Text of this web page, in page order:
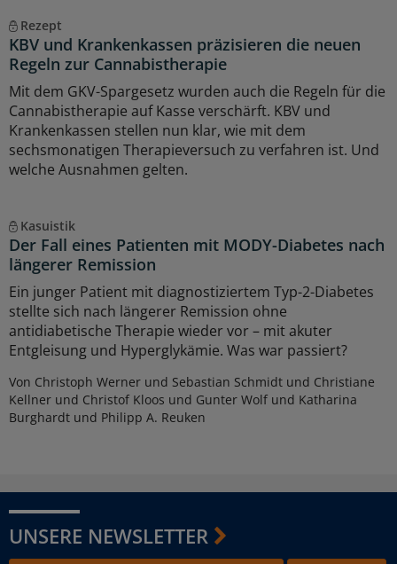
Rezept
KBV und Krankenkassen präzisieren die neuen
Regeln zur Cannabistherapie
Mit dem GKV-Spargesetz wurden auch die Regeln für die
Cannabistherapie auf Kasse verschärft. KBV und
Krankenkassen stellen nun klar, wie mit dem
sechsmonatigen Therapieversuch zu verfahren ist. Und
welche Ausnahmen gelten.
Kasuistik
Der Fall eines Patienten mit MODY-Diabetes nach
längerer Remission
Ein junger Patient mit diagnostiziertem Typ-2-Diabetes
stellte sich nach längerer Remission ohne
antidiabetische Therapie wieder vor – mit akuter
Entgleisung und Hyperglykämie. Was war passiert?
Von Christoph Werner und Sebastian Schmidt und Christiane
Kellner und Christof Kloos und Gunter Wolf und Katharina
Burghardt und Philipp A. Reuken
UNSERE NEWSLETTER